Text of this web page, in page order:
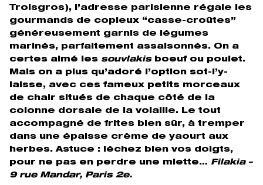
Troisgros), l’adresse parisienne régale les
gourmands de copieux “casse-croûtes”
généreusement garnis de légumes
marinés, parfaitement assaisonnés. On a
certes aimé les souvlakisboeuf ou poulet.
Mais on a plus qu’adoré l’option sot-l’y-
laisse, avec ces fameux petits morceaux
de chair situés de chaque côté de la
colonne dorsale de la volaille. Le tout
accompagné de frites bien sûr, à tremper
dans une épaisse crème de yaourt aux
herbes. Astuce : léchez bien vos doigts,
pour ne pas en perdre une miette… Filakia –
9 rue Mandar, Paris 2e.